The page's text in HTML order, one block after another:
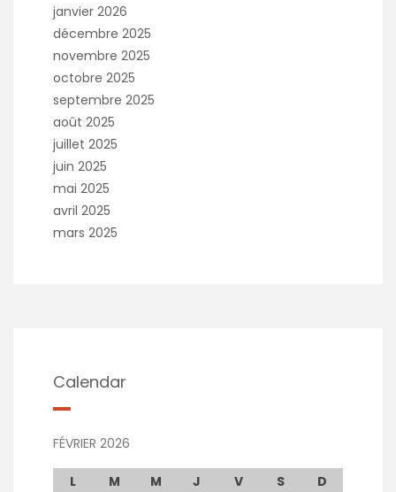
janvier 2026
décembre 2025
novembre 2025
octobre 2025
septembre 2025
août 2025
juillet 2025
juin 2025
mai 2025
avril 2025
mars 2025
Calendar
FÉVRIER 2026
L M M J V S
D